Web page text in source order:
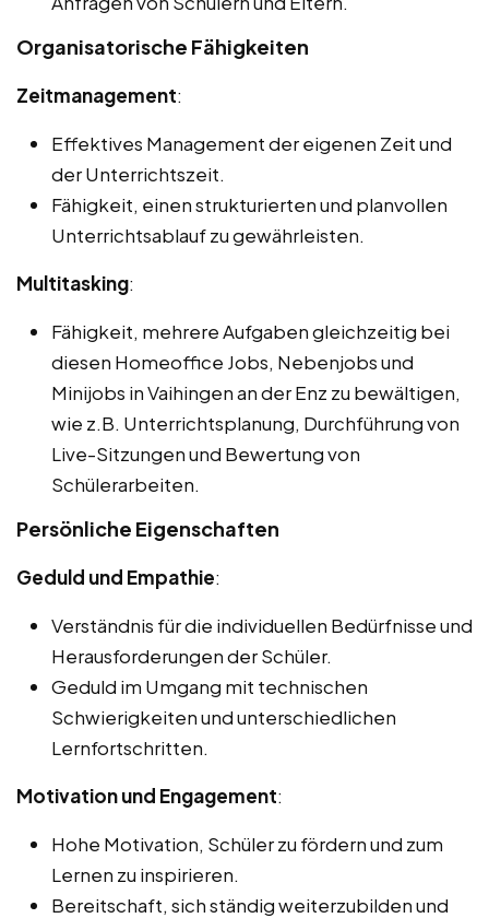
Organisatorische Fähigkeiten
Zeitmanagement:
Effektives Management der eigenen Zeit und
der Unterrichtszeit.
Fähigkeit, einen strukturierten und planvollen
Unterrichtsablauf zu gewährleisten.
Multitasking:
Fähigkeit, mehrere Aufgaben gleichzeitig bei
diesen Homeoffice Jobs, Nebenjobs und
Minijobs in Vaihingen an der Enz zu bewältigen,
wie z.B. Unterrichtsplanung, Durchführung von
Live-Sitzungen und Bewertung von
Schülerarbeiten.
Persönliche Eigenschaften
Geduld und Empathie:
Verständnis für die individuellen Bedürfnisse und
Herausforderungen der Schüler.
Geduld im Umgang mit technischen
Schwierigkeiten und unterschiedlichen
Lernfortschritten.
Motivation und Engagement:
Hohe Motivation, Schüler zu fördern und zum
Lernen zu inspirieren.
Bereitschaft, sich ständig weiterzubilden und